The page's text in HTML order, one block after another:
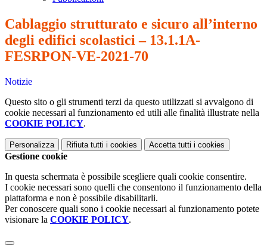
Cablaggio strutturato e sicuro all’interno
degli edifici scolastici – 13.1.1A-
FESRPON-VE-2021-70
Notizie
Questo sito o gli strumenti terzi da questo utilizzati si avvalgono di
cookie necessari al funzionamento ed utili alle finalità illustrate nella
COOKIE POLICY.
Personalizza Rifiuta tutti i cookies Accetta tutti i cookies
Gestione cookie
In questa schermata è possibile scegliere quali cookie consentire.
I cookie necessari sono quelli che consentono il funzionamento della
piattaforma e non è possibile disabilitarli.
Per conoscere quali sono i cookie necessari al funzionamento potete
visionare la COOKIE POLICY.